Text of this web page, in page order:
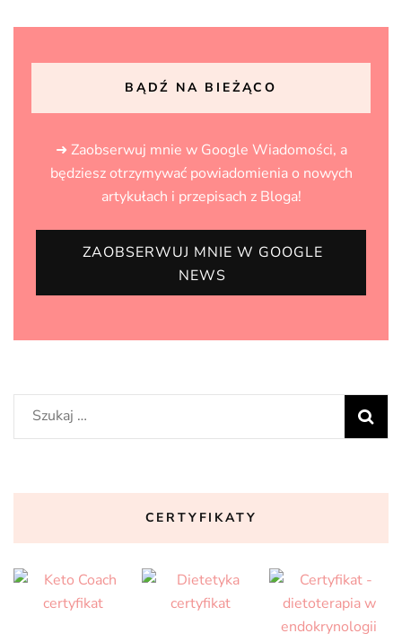
BĄDŹ NA BIEŻĄCO
➜ Zaobserwuj mnie w Google Wiadomości, a
będziesz otrzymywać powiadomienia o nowych
artykułach i przepisach z Bloga!
ZAOBSERWUJ MNIE W GOOGLE
NEWS
Szukaj:
CERTYFIKATY